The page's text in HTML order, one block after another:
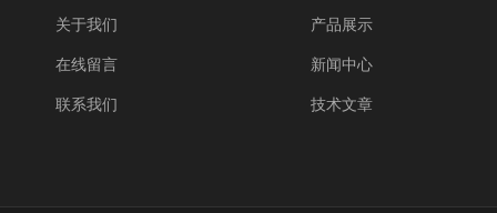
关于我们
在线留言
联系我们
产品展示
新闻中心
技术文章